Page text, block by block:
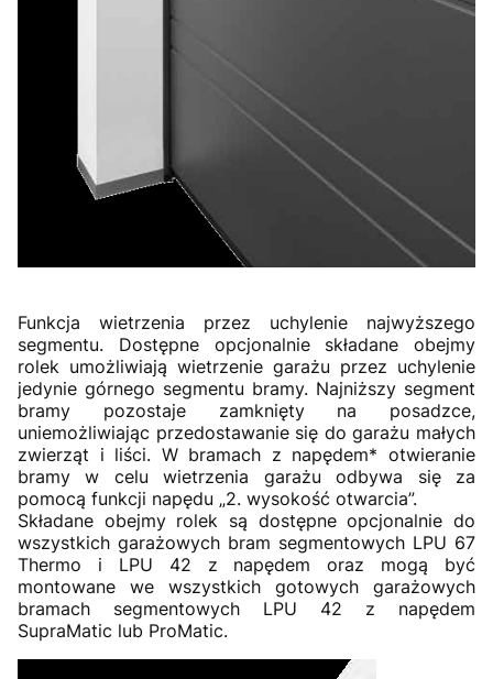
Funkcja wietrzenia przez uchylenie najwyższego
segmentu. Dostępne opcjonalnie składane obejmy
rolek umożliwiają wietrzenie garażu przez uchylenie
jedynie górnego segmentu bramy. Najniższy segment
bramy pozostaje zamknięty na posadzce,
uniemożliwiając przedostawanie się do garażu małych
zwierząt i liści. W bramach z napędem* otwieranie
bramy w celu wietrzenia garażu odbywa się za
pomocą funkcji napędu „2. wysokość otwarcia”.
Składane obejmy rolek są dostępne opcjonalnie do
wszystkich garażowych bram segmentowych LPU 67
Thermo i LPU 42 z napędem oraz mogą być
montowane we wszystkich gotowych garażowych
bramach segmentowych LPU 42 z napędem
SupraMatic lub ProMatic.